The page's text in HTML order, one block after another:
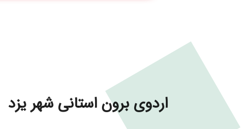
اردوی برون استانی شهر یزد